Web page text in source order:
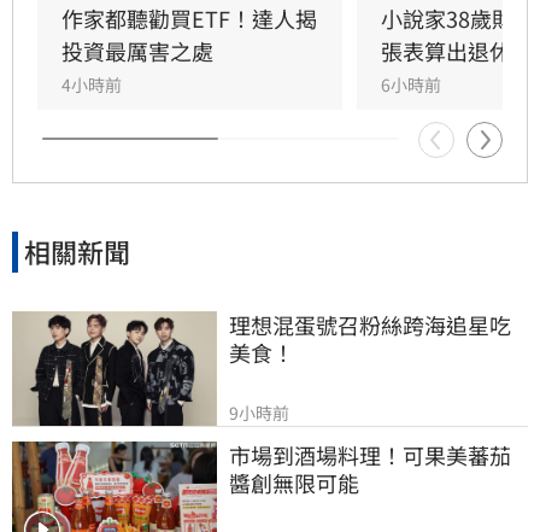
心不在於預測行情，而是相信市場並與之共同成
長。為推廣此理念，三立財經iNEWS將於8月15
日舉辦「不再選股必勝術」投資論壇，邀請周冠
男解析行為財務學與資產配置策略，協助投資人
在市場震盪中穩健獲利。活動名額有限，歡迎投
資人報名參加，掌握長期致富心法。
作家都聽勸買ETF！達人揭
投資最厲害之處
4小時前
小說家38歲財
張表算出退休金
6小時前
相關新聞
理想混蛋號召粉絲跨海追星吃
美食！
9小時前
市場到酒場料理！可果美蕃茄
醬創無限可能